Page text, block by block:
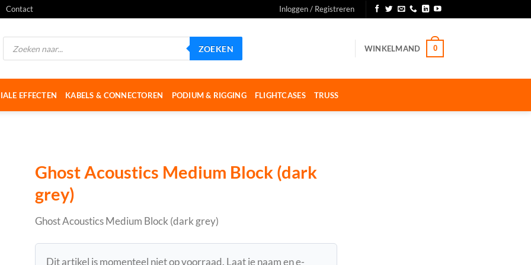
Contact Inloggen / Registreren
Producten
zoeken
ZOEKEN WINKELMAND 0
EFFECTEN KABELS & CONNECTOREN PODIUM & RIGGING FLIGHTCASES TRUSS
Ghost Acoustics Medium Block (dark
grey)
Ghost Acoustics Medium Block (dark grey)
Dit artikel is momenteel niet op voorraad. Laat je naam en e-